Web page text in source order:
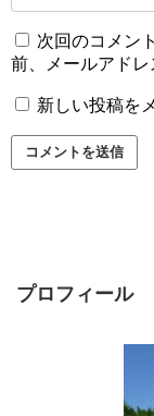
次回のコメン
前、メールアドレ
新しい投稿を
プロフィール